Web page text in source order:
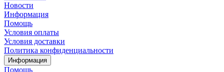
Новости
Информация
Помощь
Условия оплаты
Условия доставки
Политика конфиденциальности
Информация
Помощь